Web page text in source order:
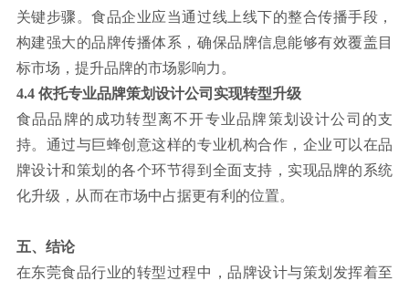
关键步骤。食品企业应当通过线上线下的整合传播手段，
构建强大的品牌传播体系，确保品牌信息能够有效覆盖目
标市场，提升品牌的市场影响力。
4.4 依托专业品牌策划设计公司实现转型升级
食品品牌的成功转型离不开专业品牌策划设计公司的支
持。通过与巨蜂创意这样的专业机构合作，企业可以在品
牌设计和策划的各个环节得到全面支持，实现品牌的系统
化升级，从而在市场中占据更有利的位置。
五、结论
在东莞食品行业的转型过程中，品牌设计与策划发挥着至